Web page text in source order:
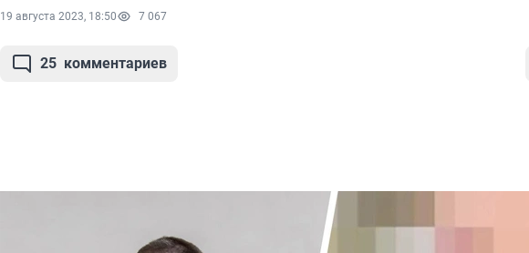
19 августа 2023, 18:50 7 067
25 комментариев